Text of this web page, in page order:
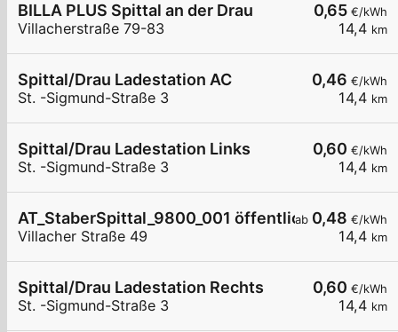
0,65 €/kWh
14,4 km
BILLA PLUS Spittal an der Drau
Villacherstraße 79-83
0,46 €/kWh
14,4 km
Spittal/Drau Ladestation AC
St. -Sigmund-Straße 3
0,60 €/kWh
14,4 km
Spittal/Drau Ladestation Links
St. -Sigmund-Straße 3
ab 0,48 €/kWh
14,4 km
AT_StaberSpittal_9800_001 öffentlich
Villacher Straße 49
0,60 €/kWh
14,4 km
Spittal/Drau Ladestation Rechts
St. -Sigmund-Straße 3